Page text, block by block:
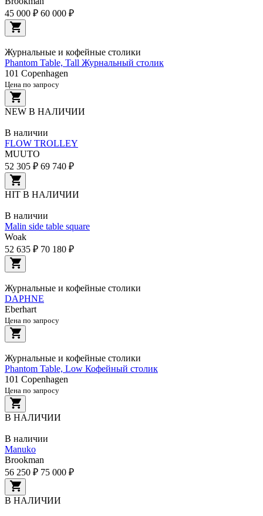
45 000 ₽ 60 000 ₽
Журнальные и кофейные столики
Phantom Table, Tall Журнальный столик
101 Copenhagen
Цена по запросу
NEW В НАЛИЧИИ
В наличии
FLOW TROLLEY
MUUTO
52 305 ₽ 69 740 ₽
HIT В НАЛИЧИИ
В наличии
Malin side table square
Woak
52 635 ₽ 70 180 ₽
Журнальные и кофейные столики
DAPHNE
Eberhart
Цена по запросу
Журнальные и кофейные столики
Phantom Table, Low Кофейный столик
101 Copenhagen
Цена по запросу
В НАЛИЧИИ
В наличии
Manuko
Brookman
56 250 ₽ 75 000 ₽
В НАЛИЧИИ